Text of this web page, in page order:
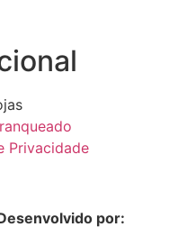
Privacidade
por: